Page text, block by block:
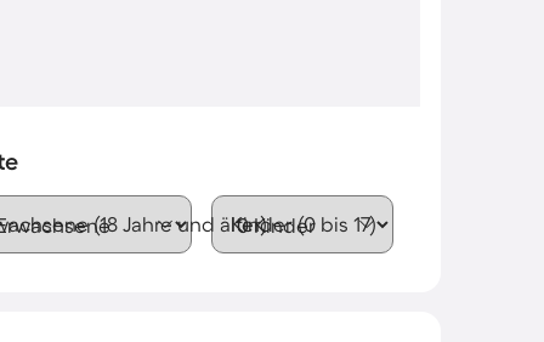
(18 Jahre und älter)Kinder (0 bis 17)